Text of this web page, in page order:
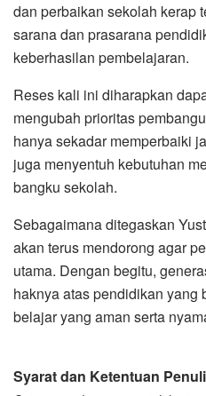
dan perbaikan sekolah kerap
sarana dan prasarana
keberhasilan pembelajaran.
‎‎Reses kali ini diharapkan
mengubah prioritas
hanya sekadar memperbaiki
juga menyentuh kebutuhan
bangku sekolah.
‎‎Sebagaimana ditegaskan
akan terus mendorong agar
utama. Dengan begitu,
haknya atas pendidikan yang
belajar yang aman serta
Syarat dan Ketentuan